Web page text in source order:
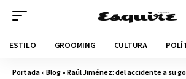
ESTILO GROOMING CULTURA
Portada»Blog»Raúl Jiménez: del accidente a su gol